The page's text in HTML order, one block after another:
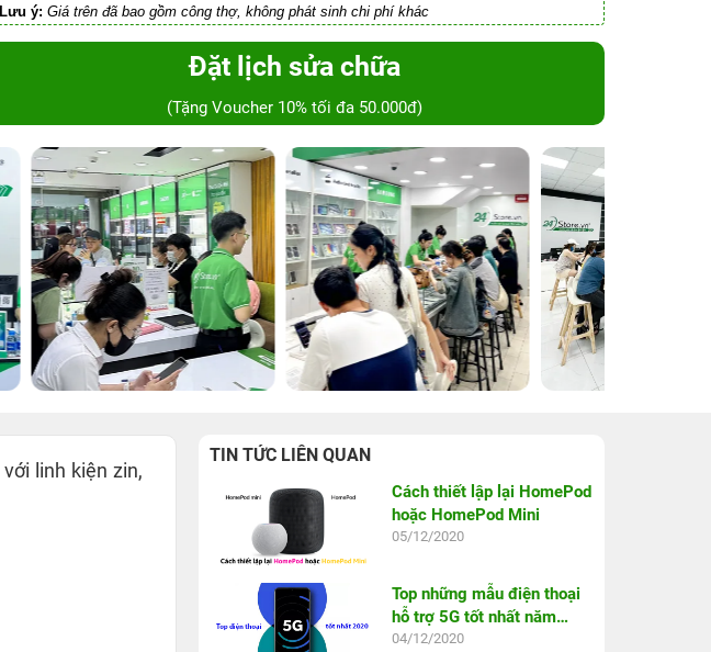
Lưu ý: Giá trên đã bao gồm công thợ, không phát sinh chi phí khác
Đặt lịch sửa chữa
(Tặng Voucher 10% tối đa 50.000đ)
với linh kiện zin,
TIN TỨC LIÊN QUAN
Cách thiết lập lại HomePod
hoặc HomePod Mini
05/12/2020
Top những mẫu điện thoại
hỗ trợ 5G tốt nhất năm
2020
04/12/2020